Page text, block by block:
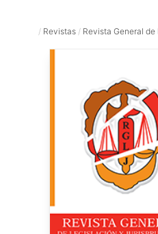
/ Revistas / Revista General